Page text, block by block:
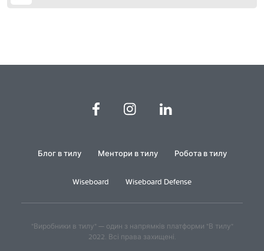
Блог в тилу Ментори в тилу Робота в тилу
Wiseboard Wiseboard Defense
"Виробники в тилу" — один з напрямків платформи "В тилу"
2022. Всі права захищені.